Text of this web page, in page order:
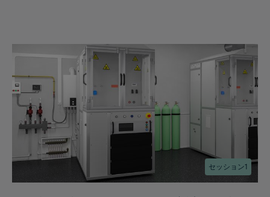
セッション1